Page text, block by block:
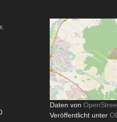
Daten von
Veröffentlicht unter